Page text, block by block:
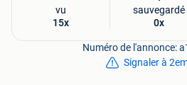
• Gratis verzending met track & trace
• Voor 22:00 besteld = dezelfde
• Klantenservice die voor u
vu
15x
sauvegardé
0x
Numéro de l'annonce:
Signaler à